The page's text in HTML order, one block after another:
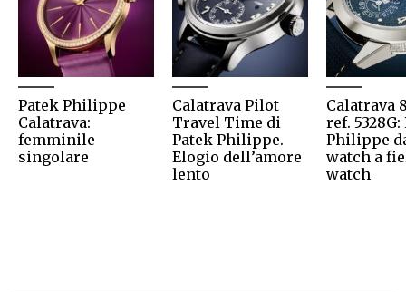
Patek Philippe
Calatrava:
femminile
singolare
Calatrava Pilot
Travel Time di
Patek Philippe.
Elogio dell’amore
lento
Calatrava
ref. 5328G:
Philippe
watch a
watch